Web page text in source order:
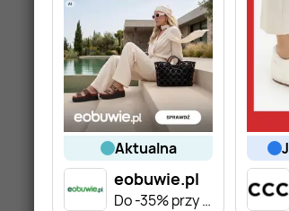
aktualna
eobuwie.pl
Do -35% przy zakupie min. 2 rzeczy